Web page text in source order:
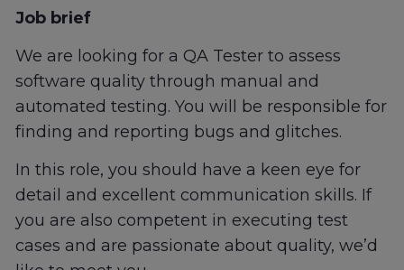
Job brief
We are looking for a QA Tester to assess
software quality through manual and
automated testing. You will be responsible for
finding and reporting bugs and glitches.
In this role, you should have a keen eye for
detail and excellent communication skills. If
you are also competent in executing test
cases and are passionate about quality, we’d